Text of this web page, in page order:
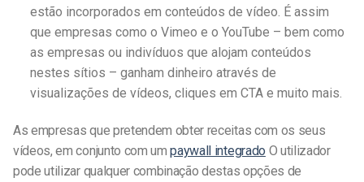
estão incorporados em conteúdos de vídeo. É assim
que empresas como o Vimeo e o YouTube – bem como
as empresas ou indivíduos que alojam conteúdos
nestes sítios – ganham dinheiro através de
visualizações de vídeos, cliques em CTA e muito mais.
As empresas que pretendem obter receitas com os seus
vídeos, em conjunto com umpaywall integrado O utilizador
pode utilizar qualquer combinação destas opções de